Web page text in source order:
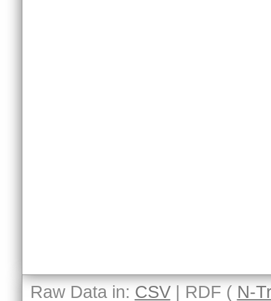
Raw Data in: CSV| RDF ( N-